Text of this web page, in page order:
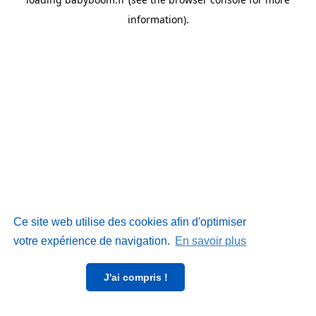
Ce site web utilise des cookies afin d'optimiser
votre expérience de navigation. En savoir plus
J'ai compris !
information).